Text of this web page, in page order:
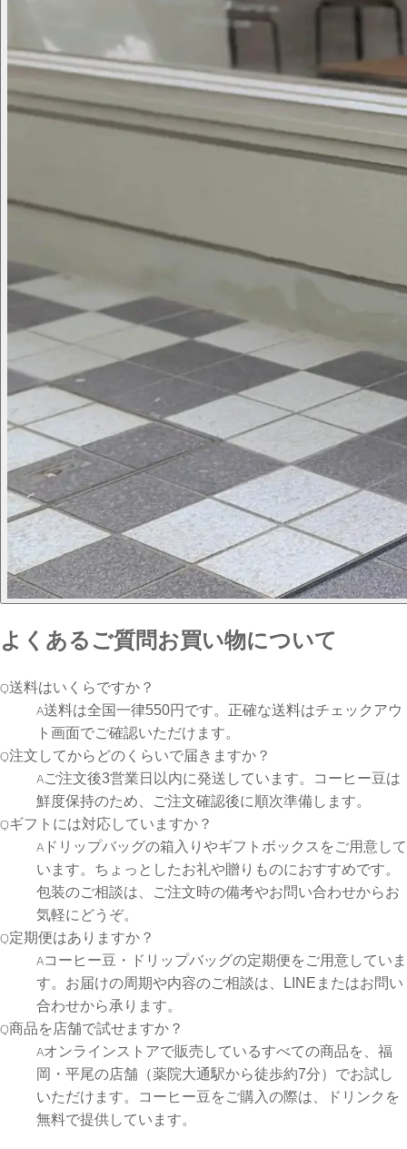
よくあるご質問お買い物について
Q送料はいくらですか？
A送料は全国一律550円です。正確な送料はチェックアウ
ト画面でご確認いただけます。
Q注文してからどのくらいで届きますか？
Aご注文後3営業日以内に発送しています。コーヒー豆は
鮮度保持のため、ご注文確認後に順次準備します。
Qギフトには対応していますか？
A ドリップバッグの箱入りやギフトボックスをご用意して
います。ちょっとしたお礼や贈りものにおすすめです。
包装のご相談は、ご注文時の備考やお問い合わせからお
気軽にどうぞ。
Q定期便はありますか？
Aコーヒー豆・ドリップバッグの定期便をご用意していま
す。お届けの周期や内容のご相談は、LINEまたはお問い
合わせから承ります。
Q商品を店舗で試せますか？
Aオンラインストアで販売しているすべての商品を、福
岡・平尾の店舗（薬院大通駅から徒歩約7分）でお試し
いただけます。コーヒー豆をご購入の際は、ドリンクを
無料で提供しています。